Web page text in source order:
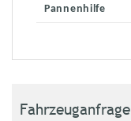
Pannenhilfe
Fahrzeuganfrage